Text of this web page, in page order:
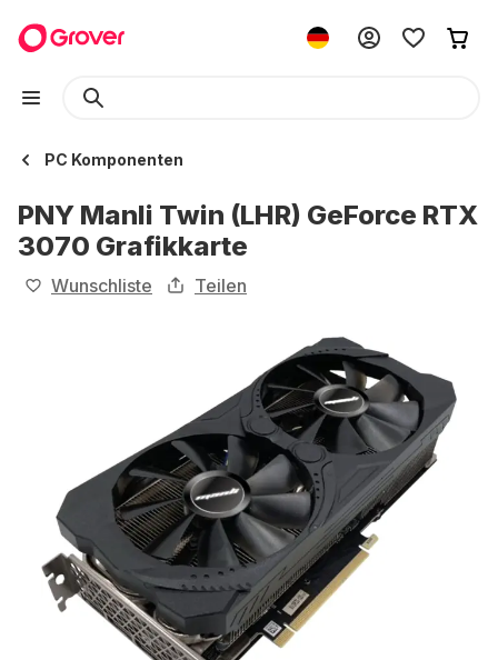
PC Komponenten
PNY Manli Twin (LHR) GeForce RTX
3070 Grafikkarte
Wunschliste Teilen